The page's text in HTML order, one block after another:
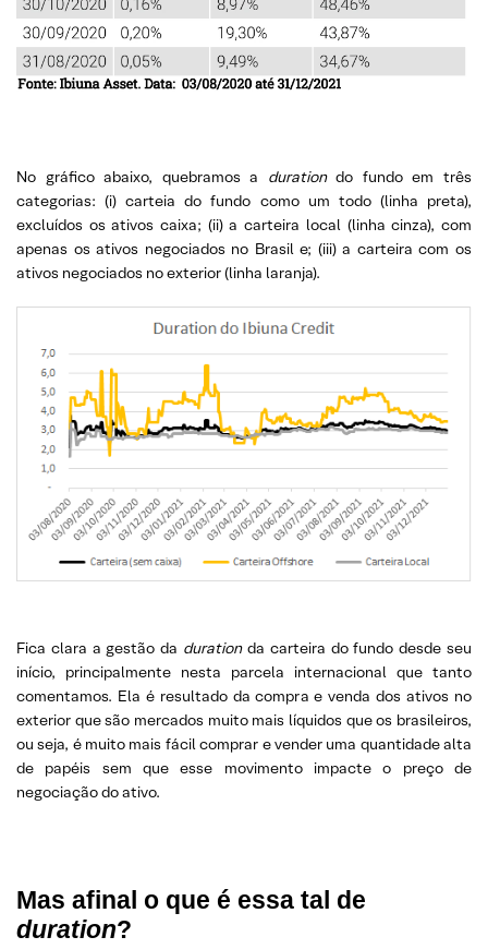
No gráfico abaixo, quebramos a durationdo fundo em três
categorias: (i) carteia do fundo como um todo (linha preta),
excluídos os ativos caixa; (ii) a carteira local (linha cinza), com
apenas os ativos negociados no Brasil e; (iii) a carteira com os
ativos negociados no exterior (linha laranja).
Fica clara a gestão da durationda carteira do fundo desde seu
início, principalmente nesta parcela internacional que tanto
comentamos. Ela é resultado da compra e venda dos ativos no
exterior que são mercados muito mais líquidos que os brasileiros,
ou seja, é muito mais fácil comprar e vender uma quantidade alta
de papéis sem que esse movimento impacte o preço de
negociação do ativo.
Mas afinal o que é essa tal de
duration?